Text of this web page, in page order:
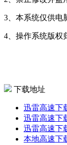
3、本系统仅供电
4、操作系统版权
下载地址
迅雷高速下
迅雷高速下
迅雷高速下
本地高速下